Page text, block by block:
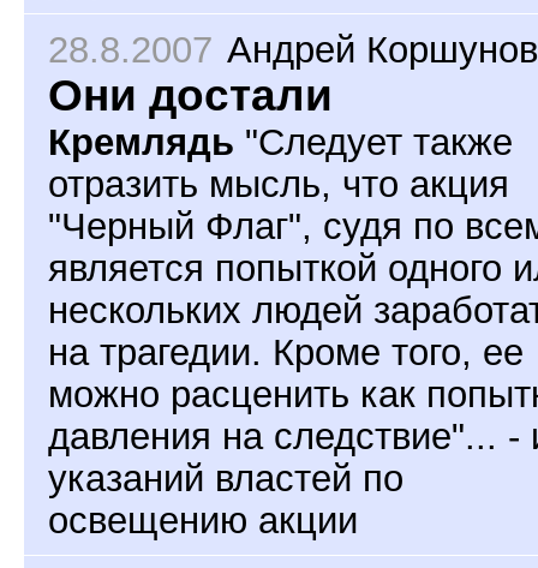
28.8.2007 Андрей Коршунов
Они достали
Кремлядь "Следует также
отразить мысль, что акция
"Черный Флаг", судя по
является попыткой одного
нескольких людей
на трагедии. Кроме того, ее
можно расценить как
давления на следствие"... -
указаний властей по
освещению акции